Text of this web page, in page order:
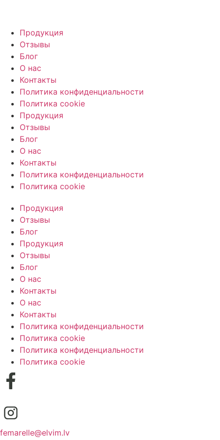
Продукция
Отзывы
Блог
О нас
Контакты
Политика конфиденциальности
Политика cookie
Продукция
Отзывы
Блог
О нас
Контакты
Политика конфиденциальности
Политика cookie
Продукция
Отзывы
Блог
Продукция
Отзывы
Блог
О нас
Контакты
О нас
Контакты
Политика конфиденциальности
Политика cookie
Политика конфиденциальности
Политика cookie
femarelle@elvim.lv